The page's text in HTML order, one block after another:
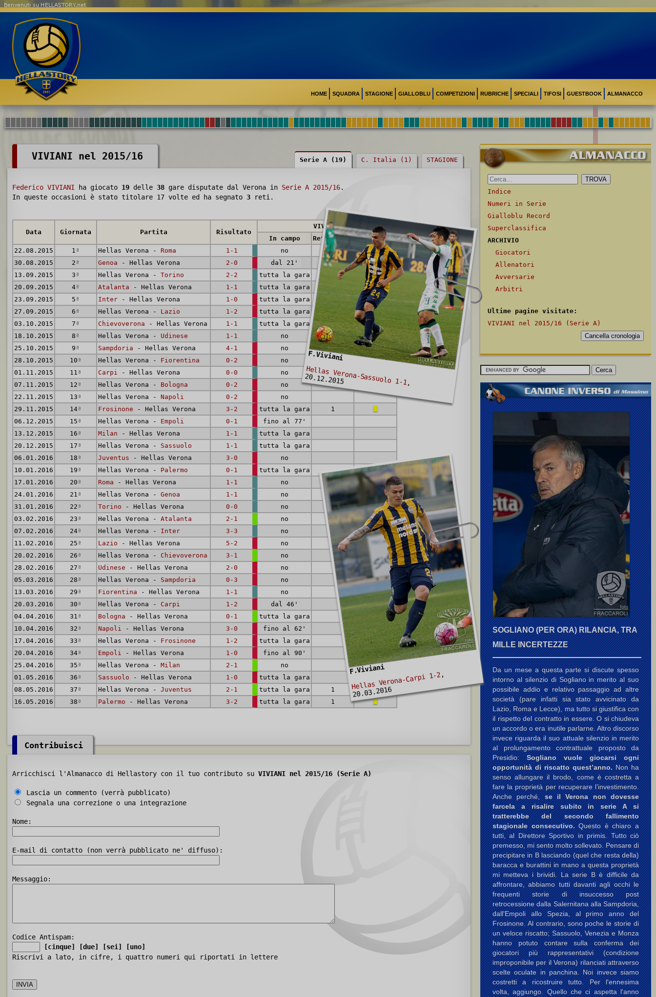
HOME SQUADRA STAGIONE GIALLOBLU COMPETIZIONI RUBRICHE SPECIALI TIFOSI GUESTBOOK ALMANACCO
Benvenuti su HELLASTORY.net
VIVIANI nel 2015/16 Serie A (19) C. Italia (1) STAGIONE
F.Viviani
Hellas Verona-Sassuolo 1-1,
20.12.2015
F.Viviani
Hellas Verona-Carpi 1-2 ,
20.03.2016
Federico VIVIANI ha giocato 19 delle 38 gare disputate dal Verona in Serie A 2015/16.
In queste occasioni è stato titolare 17 volte ed ha segnato 3 reti.
Data Giornata Partita Risultato
VIVIANI
In campo
Reti (rig.) Cartellini
22.08.2015
1 ª Hellas Verona - Roma 1-1
no
30.08.2015
2 ª Genoa - Hellas Verona 2-0
dal 21'
13.09.2015
3 ª Hellas Verona - Torino 2-2
tutta la gara
20.09.2015
4ª Atalanta - Hellas Verona 1-1
tutta la gara
23.09.2015
5 ª Inter - Hellas Verona 1-0
tutta la gara
27.09.2015
6 ª Hellas Verona - Lazio 1-2
tutta la gara
03.10.2015
7 ª Chievoverona - Hellas Verona 1-1
tutta la gara
18.10.2015
8 ª Hellas Verona - Udinese 1-1
no
25.10.2015
9 ª Sampdoria - Hellas Verona 4-1
no
28.10.2015
10 ª Hellas Verona - Fiorentina 0-2
no
01.11.2015
11 ª Carpi - Hellas Verona 0-0
no
07.11.2015
12 ª Hellas Verona - Bologna 0-2
no
22.11.2015
13 ª Hellas Verona - Napoli 0-2
no
29.11.2015
14ª Frosinone - Hellas Verona 3-2 tutta la gara
1
06.12.2015
15 ª Hellas Verona - Empoli 0-1
fino al 77'
13.12.2015
16 ª Milan - Hellas Verona 1-1
tutta la gara
20.12.2015
17 ª Hellas Verona - Sassuolo 1-1
tutta la gara
06.01.2016
18 ª Juventus - Hellas Verona 3-0
no
10.01.2016
19 ª Hellas Verona - Palermo 0-1
tutta la gara
17.01.2016
20 ª Roma - Hellas Verona 1-1
no
24.01.2016
21 ª Hellas Verona - Genoa 1-1
no
31.01.2016
22 ª Torino - Hellas Verona 0-0
no
03.02.2016
23 ª Hellas Verona - Atalanta 2-1
no
07.02.2016
24ª Hellas Verona - Inter 3-3
no
11.02.2016
25 ª Lazio - Hellas Verona 5-2
no
20.02.2016
26 ª Hellas Verona - Chievoverona 3-1
no
28.02.2016
27 ª Udinese - Hellas Verona 2-0
no
05.03.2016
28 ª Hellas Verona - Sampdoria 0-3
no
13.03.2016
29 ª Fiorentina - Hellas Verona 1-1
no
20.03.2016
30 ª Hellas Verona - Carpi 1-2
dal 46'
04.04.2016
31 ª Bologna - Hellas Verona 0-1
tutta la gara
10.04.2016
32 ª Napoli - Hellas Verona 3-0
fino al 62'
17.04.2016
33 ª Hellas Verona - Frosinone 1-2
tutta la gara
20.04.2016
34ª Empoli - Hellas Verona 1-0 fino al 90' 90'
25.04.2016 35 ª Hellas Verona - Milan 2-1
no
01.05.2016
36 ª Sassuolo - Hellas Verona 1-0
tutta la gara
08.05.2016
37 ª Hellas Verona - Juventus 2-1 tutta la gara
1
16.05.2016
38 ª Palermo - Hellas Verona 3-2 tutta la gara 1
Contribuisci
Arricchisci l'Almanacco di Hellastory con il tuo contributo su VIVIANI nel 2015/16 (Serie A)
Lascia un commento (verrà pubblicato)
Segnala una correzione o una integrazione
Nome:
E-mail di contatto (non verrà pubblicato ne' diffuso):
Messaggio:
Codice Antispam:
[cinque]
[due] [sei]
[uno]
Riscrivi a lato, in cifre, i quattro numeri qui riportati in lettere
Indice
Numeri in Serie
Gialloblu Record
Superclassifica
ARCHIVIO
Giocatori
Allenatori
Avversarie
Arbitri
Ultime pagine visitate:
VIVIANI nel 2015/16 (Serie A)
SOGLIANO (PER ORA) RILANCIA, TRA
MILLE INCERTEZZE
Da un mese a questa parte si discute spesso
intorno al silenzio di Sogliano in merito al suo
possibile addio e relativo passaggio ad altre
società (pare infatti sia stato avvicinato da
Lazio, Roma e Lecce), ma tutto si giustifica con
il rispetto del contratto in essere. O si chiudeva
un accordo o era inutile parlarne. Altro discorso
invece riguarda il suo attuale silenzio in merito
al prolungamento contrattuale proposto da
Presidio:Sogliano vuole giocarsi ogni
opportunità di riscatto quest’anno.Non ha
senso allungare il brodo, come è costretta a
fare la proprietà per recuperare l’investimento.
Anche perché,se il Verona non dovesse
farcela a risalire subito in serie A si
tratterebbe del secondo fallimento
stagionale consecutivo.Questo è chiaro a
tutti, al Direttore Sportivo in primis. Tutto ciò
premesso, mi sento molto sollevato. Pensare di
precipitare in B lasciando (quel che resta della)
baracca e burattini in mano a questa proprietà
mi metteva i brividi. La serie B è difficile da
affrontare, abbiamo tutti davanti agli occhi le
frequenti storie di insuccesso post
retrocessione dalla Salernitana alla Sampdoria,
dall'Empoli allo Spezia, al primo anno del
Frosinone. Al contrario, sono poche le storie di
un veloce riscatto; Sassuolo, Venezia e Monza
hanno potuto contare sulla conferma dei
giocatori più rappresentativi (condizione
improponibile per il Verona) rilanciati attraverso
scelte oculate in panchina. Noi invece siamo
costretti a ricostruire tutto. Per l'ennesima
volta, aggiungo. Quello che ci aspetta l'anno